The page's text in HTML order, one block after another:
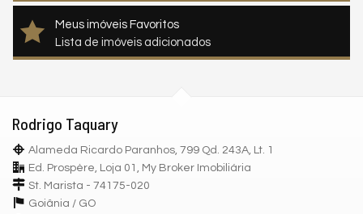
Meus imóveis Favoritos
Lista de imóveis adicionados
Rodrigo Taquary
Alameda Ricardo Paranhos, 799 Qd. 243A, Lt. 1
Ed. Prospère, Loja 01, My Broker Imobiliária
St. Marista - 74175-020
Goiânia / GO